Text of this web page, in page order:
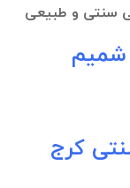
سنتی و طبیعی
کرج